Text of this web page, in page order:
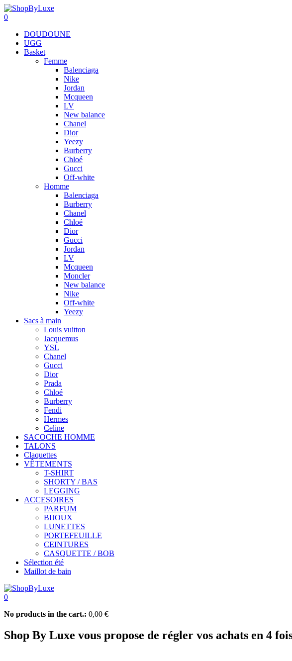
0
DOUDOUNE
UGG
Basket
Femme
Balenciaga
Nike
Jordan
Mcqueen
LV
New balance
Chanel
Dior
Yeezy
Burberry
Chloé
Gucci
Off-white
Homme
Balenciaga
Burberry
Chanel
Chloé
Dior
Gucci
Jordan
LV
Mcqueen
Moncler
New balance
Nike
Off-white
Yeezy
Sacs à main
Louis vuitton
Jacquemus
YSL
Chanel
Gucci
Dior
Prada
Chloé
Burberry
Fendi
Hermes
Celine
SACOCHE HOMME
TALONS
Claquettes
VÊTEMENTS
T-SHIRT
SHORTY / BAS
LEGGING
ACCESOIRES
PARFUM
BIJOUX
LUNETTES
PORTEFEUILLE
CEINTURES
CASQUETTE / BOB
Sélection été
Maillot de bain
0
No products in the cart.: 0,00 €
Shop By Luxe vous propose de régler vos achats en 4